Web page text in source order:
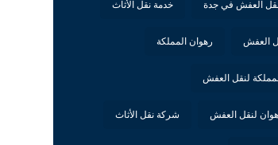
العفش في جدة خدمة نقل الأثاث
العفش رهوان المملكة
لنقل العفش
لنقل العفش شركة نقل الأثاث